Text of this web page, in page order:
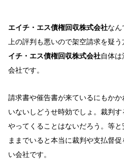
エイチ・エス債権回収株式会社なん
上の評判も悪いので架空請求を疑う
イチ・エス債権回収株式会社自体
会社です。
請求書や催告書が来ているにもか
いないしどうせ時効でしょ。裁判
やってくることはないだろう。等
ままでいると本当に裁判や支払督
い会社です。